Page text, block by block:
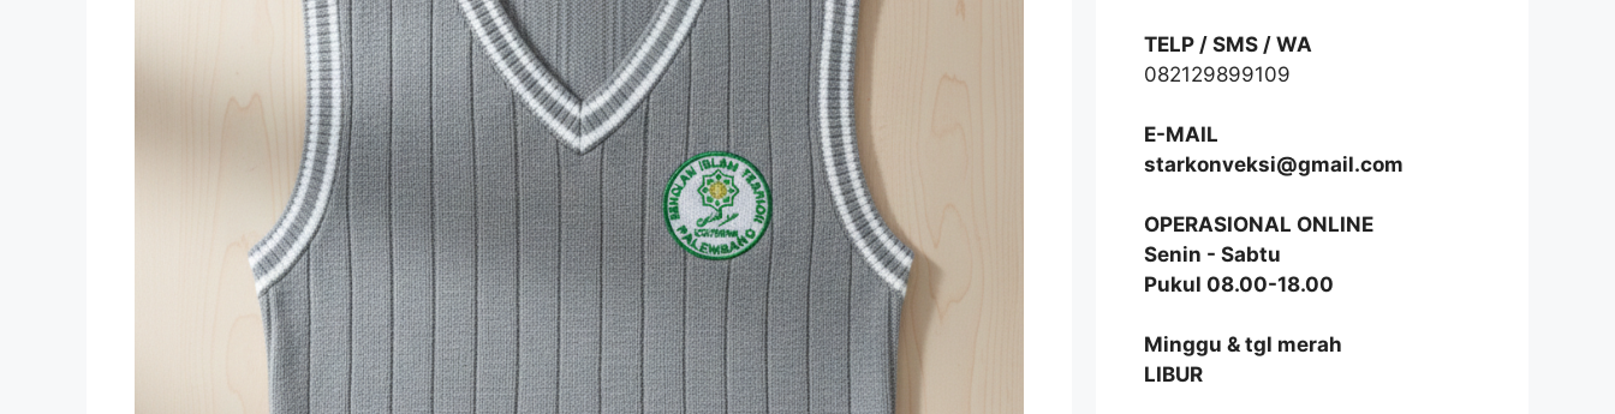
TELP / SMS / WA
082129899109
E-MAIL
starkonveksi@gmail.com
OPERASIONAL ONLINE
Senin - Sabtu
Pukul 08.00-18.00
Minggu & tgl merah
LIBUR